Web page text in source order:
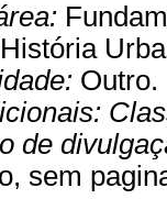
História
Outro.
de
sem